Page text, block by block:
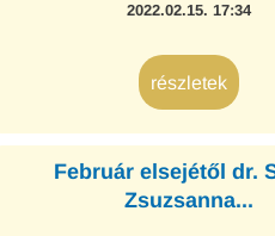
2022.02.15. 17:34
részletek
Február elsejétől dr.
Zsuzsanna...